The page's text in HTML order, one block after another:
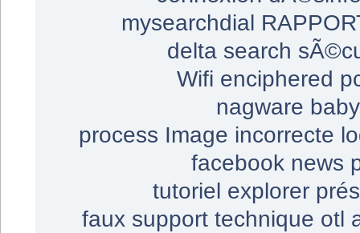
mysearchdial
delta search
Wifi enciphered
nagware
process Image incorrecte
facebook news
tutoriel explorer
faux support technique otl